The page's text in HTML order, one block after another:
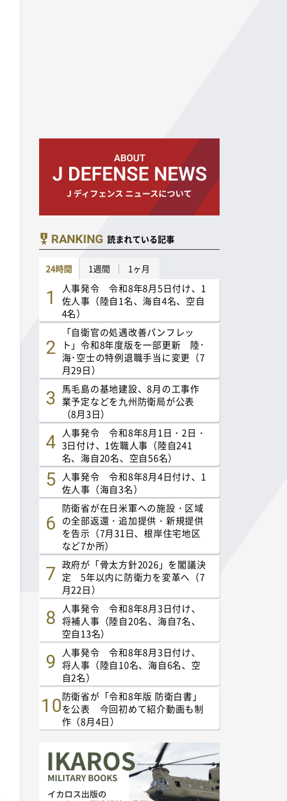
RANKING 読まれている記事
24時間 1週間 1ヶ月
人事発令 令和8年8月5日付け、1
佐人事（陸自1名、海自4名、空自
4名）
「自衛官の処遇改善パンフレッ
ト」令和8年度版を一部更新 陸･
海･空士の特例退職手当に変更（7
月29日）
馬毛島の基地建設、8月の工事作
業予定などを九州防衛局が公表
（8月3日）
人事発令 令和8年8月1日・2日・
3日付け、1佐職人事（陸自241
名、海自20名、空自56名）
人事発令 令和8年8月4日付け、1
佐人事（海自3名）
防衛省が在日米軍への施設・区域
の全部返還・追加提供・新規提供
を告示（7月31日、根岸住宅地区
など7か所）
政府が「骨太方針2026」を閣議決
定 5年以内に防衛力を変革へ（7
月22日）
人事発令 令和8年8月3日付け、
将補人事（陸自20名、海自7名、
空自13名）
人事発令 令和8年8月3日付け、
将人事（陸自10名、海自6名、空
自2名）
防衛省が「令和8年版 防衛白書」
を公表 今回初めて紹介動画も制
作（8月4日）